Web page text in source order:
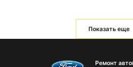
Показать еще
Ремонт